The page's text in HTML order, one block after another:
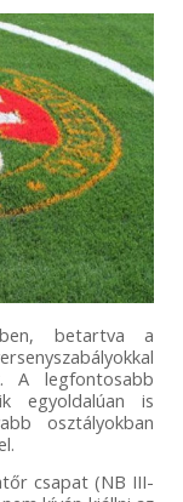
betartva a
A legfontosabb
egyoldalúan is
osztályokban
csapat (NB III-